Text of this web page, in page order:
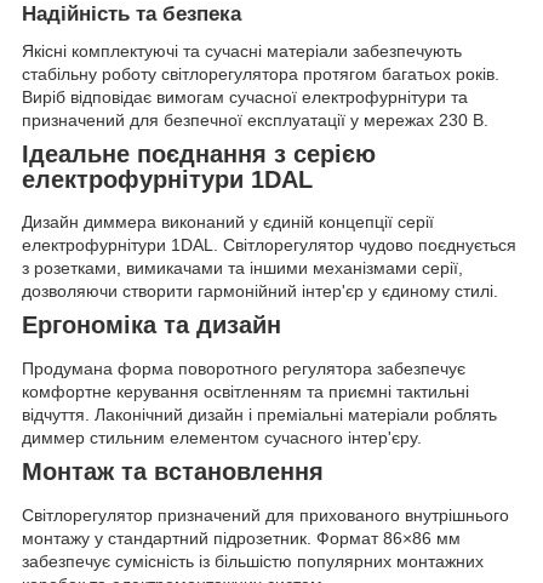
Надійність та безпека
Якісні комплектуючі та сучасні матеріали забезпечують
стабільну роботу світлорегулятора протягом багатьох років.
Виріб відповідає вимогам сучасної електрофурнітури та
призначений для безпечної експлуатації у мережах 230 В.
Ідеальне поєднання з серією
електрофурнітури 1DAL
Дизайн диммера виконаний у єдиній концепції серії
електрофурнітури 1DAL. Світлорегулятор чудово поєднується
з розетками, вимикачами та іншими механізмами серії,
дозволяючи створити гармонійний інтер'єр у єдиному стилі.
Ергономіка та дизайн
Продумана форма поворотного регулятора забезпечує
комфортне керування освітленням та приємні тактильні
відчуття. Лаконічний дизайн і преміальні матеріали роблять
диммер стильним елементом сучасного інтер'єру.
Монтаж та встановлення
Світлорегулятор призначений для прихованого внутрішнього
монтажу у стандартний підрозетник. Формат 86×86 мм
забезпечує сумісність із більшістю популярних монтажних